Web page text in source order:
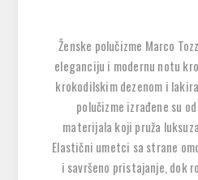
Ženske polučizme Marco
eleganciju i modernu notu
krokodilskim dezenom i
polučizme izrađene su
materijala koji pruža
Elastični umetci sa strane
i savršeno pristajanje, dok